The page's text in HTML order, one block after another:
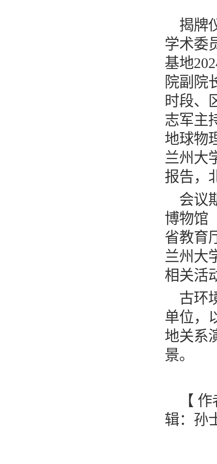
揭牌
学术委
基地
院副院
时段、
志军主
地球物
兰州大
报告，
会议
博物馆
省教育
兰州大
相关活
古环
单位，
地关系
景。
【
辑：孙